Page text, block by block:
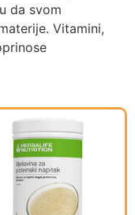
da svom
Vitamini,